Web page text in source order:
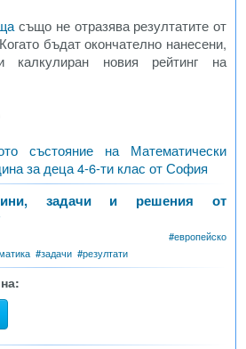
също не отразява резултатите от
бъдат окончателно нанесени,
новия рейтинг на
състояние на Математически
за деца 4-6-ти клас от София
задачи и решения от
#европейско
#задачи #резултати